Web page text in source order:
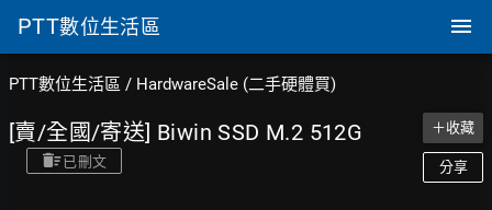
PTT數位生活區
PTT數位生活區 / HardwareSale (二手硬體買)
[賣/全國/寄送] Biwin SSD M.2 512G
已刪文
＋收藏
分享